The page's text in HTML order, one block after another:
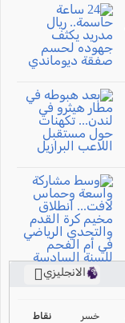
الانجليزي
خسر نقاط